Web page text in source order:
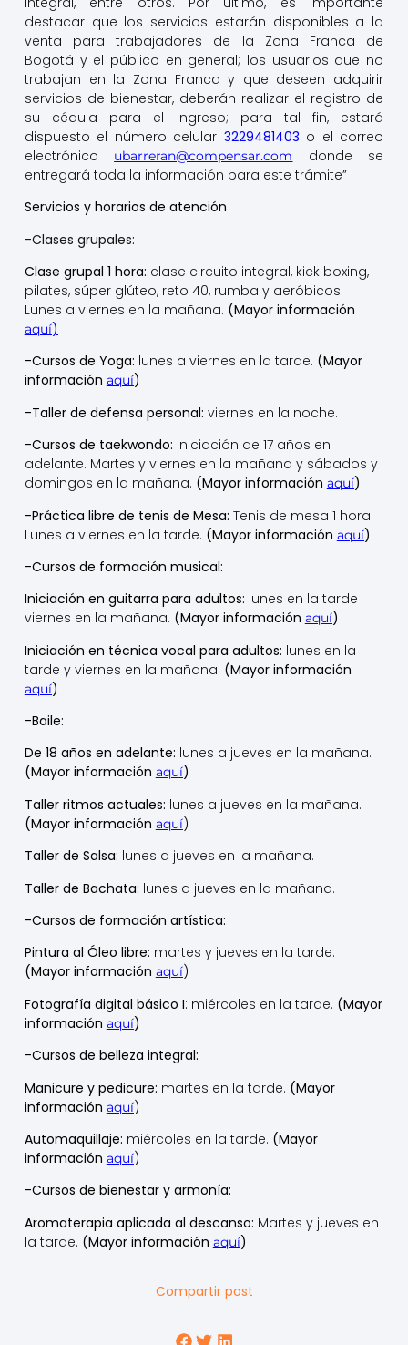
destacar que los servicios estarán disponibles a la
venta para trabajadores de la Zona Franca de
Bogotá y el público en general; los usuarios que no
trabajan en la Zona Franca y que deseen adquirir
servicios de bienestar, deberán realizar el registro de
su cédula para el ingreso; para tal fin, estará
dispuesto el número celular 3229481403 o el correo
electrónico ubarreran@compensar.com
donde se
entregará toda la información para este trámite”
Servicios y horarios de atención
-Clases grupales:
Clase grupal 1 hora: clase circuito integral, kick boxing,
pilates, súper glúteo, reto 40, rumba y aeróbicos.
Lunes a viernes en la mañana. (Mayor información
aquí)
-Cursos de Yoga: lunes a viernes en la tarde. (Mayor
información aquí)
-Taller de defensa personal: viernes en la noche.
-Cursos de taekwondo: Iniciación de 17 años en
adelante. Martes y viernes en la mañana y sábados y
domingos en la mañana. (Mayor información aquí)
-Práctica libre de tenis de Mesa: Tenis de mesa 1 hora.
Lunes a viernes en la tarde. (Mayor información aquí)
-Cursos de formación musical:
Iniciación en guitarra para adultos: lunes en la tarde
viernes en la mañana. (Mayor información aquí)
Iniciación en técnica vocal para adultos: lunes en la
tarde y viernes en la mañana. (Mayor información
aquí)
-Baile:
De 18 años en adelante: lunes a jueves en la mañana.
(Mayor información aquí)
Taller ritmos actuales: lunes a jueves en la mañana.
(Mayor información aquí)
Taller de Salsa: lunes a jueves en la mañana.
Taller de Bachata: lunes a jueves en la mañana.
-Cursos de formación artística:
Pintura al Óleo libre: martes y jueves en la tarde.
(Mayor información aquí)
Fotografía digital básico I: miércoles en la tarde. (Mayor
información aquí)
-Cursos de belleza integral:
Manicure y pedicure: martes en la tarde. (Mayor
información aquí)
Automaquillaje: miércoles en la tarde. (Mayor
información aquí)
-Cursos de bienestar y armonía:
Aromaterapia aplicada al descanso: Martes y jueves en
la tarde. (Mayor información aquí)
Compartir post